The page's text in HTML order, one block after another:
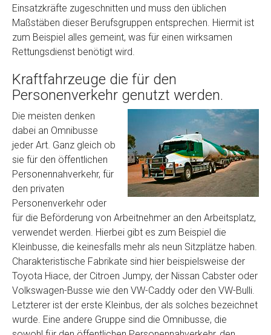
Einsatzkräfte zugeschnitten und muss den üblichen
Maßstäben dieser Berufsgruppen entsprechen. Hiermit ist
zum Beispiel alles gemeint, was für einen wirksamen
Rettungsdienst benötigt wird.
Kraftfahrzeuge die für den
Personenverkehr genutzt werden.
Die meisten denken
dabei an Omnibusse
jeder Art. Ganz gleich ob
sie für den öffentlichen
Personennahverkehr, für
den privaten
Personenverkehr oder
für die Beförderung von Arbeitnehmer an den Arbeitsplatz,
verwendet werden. Hierbei gibt es zum Beispiel die
Kleinbusse, die keinesfalls mehr als neun Sitzplätze haben.
Charakteristische Fabrikate sind hier beispielsweise der
Toyota Hiace, der Citroen Jumpy, der Nissan Cabster oder
Volkswagen-Busse wie den VW-Caddy oder den VW-Bulli.
Letzterer ist der erste Kleinbus, der als solches bezeichnet
wurde. Eine andere Gruppe sind die Omnibusse, die